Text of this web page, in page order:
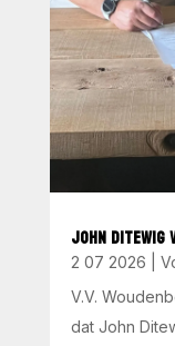
JOHN DITEWIG
2 07 2026
V.V.
dat John